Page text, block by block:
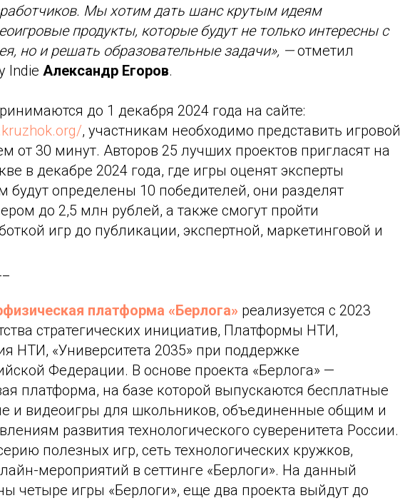
Мы хотим дать шанс крутым идеям
продукты, которые будут не только интересны с
но и решать образовательные задачи», —отметил
Indie Александр Егоров.
до 1 декабря 2024 года на сайте:
, участникам необходимо представить игровой
от 30 минут. Авторов 25 лучших проектов пригласят на
в декабре 2024 года, где игры оценят эксперты
будут определены 10 победителей, они разделят
до 2,5 млн рублей, а также смогут пройти
игр до публикации, экспертной, маркетинговой и
платформа «Берлога» реализуется с 2023
стратегических инициатив, Платформы НТИ,
НТИ, «Университета 2035» при поддержке
Федерации. В основе проекта «Берлога» —
платформа, на базе которой выпускаются бесплатные
и видеоигры для школьников, объединенные общим и
развития технологического суверенитета России.
полезных игр, сеть технологических кружков,
мероприятий в сеттинге «Берлоги». На данный
четыре игры «Берлоги», еще два проекта выйдут до